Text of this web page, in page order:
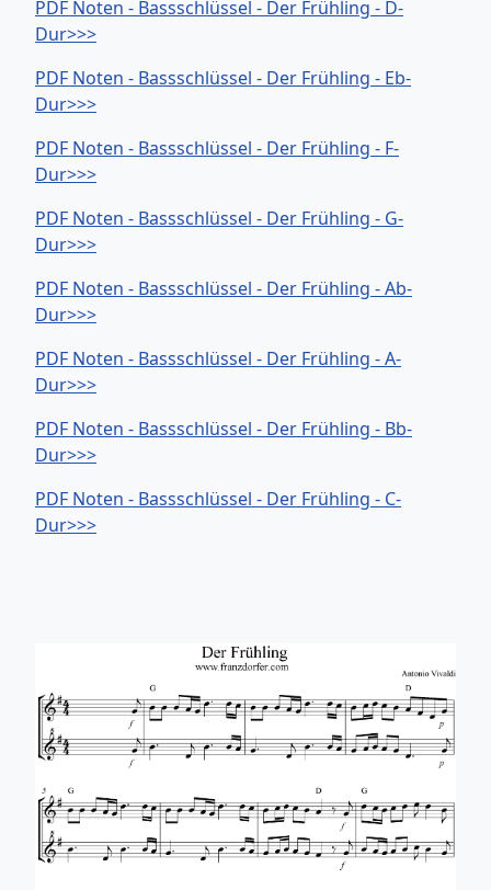
PDF Noten - Bassschlüssel - Der Frühling - D-
Dur>>>
PDF Noten - Bassschlüssel - Der Frühling - Eb-
Dur>>>
PDF Noten - Bassschlüssel - Der Frühling - F-
Dur>>>
PDF Noten - Bassschlüssel - Der Frühling - G-
Dur>>>
PDF Noten - Bassschlüssel - Der Frühling - Ab-
Dur>>>
PDF Noten - Bassschlüssel - Der Frühling - A-
Dur>>>
PDF Noten - Bassschlüssel - Der Frühling - Bb-
Dur>>>
PDF Noten - Bassschlüssel - Der Frühling - C-
Dur>>>